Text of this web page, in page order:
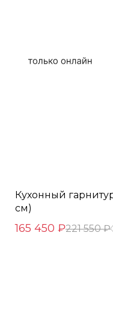
Кухонный
см)
165 450 ₽221 550 ₽